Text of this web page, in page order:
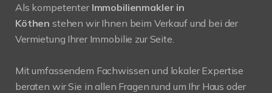
Als kompetenter Immobilienmakler in
Köthen stehen wir Ihnen beim Verkauf und bei der
Vermietung Ihrer Immobilie zur Seite.
Mit umfassendem Fachwissen und lokaler Expertise
beraten wir Sie in allen Fragen rund um Ihr Haus oder